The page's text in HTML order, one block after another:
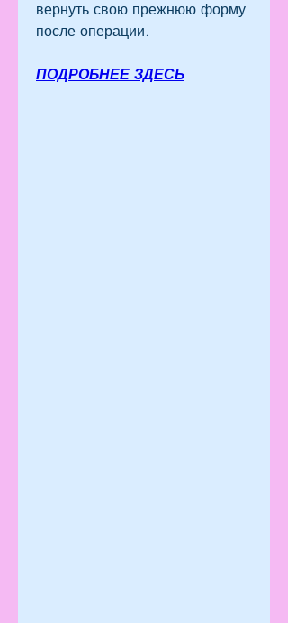
вернуть свою прежнюю форму
после операции.
ПОДРОБНЕЕ ЗДЕСЬ